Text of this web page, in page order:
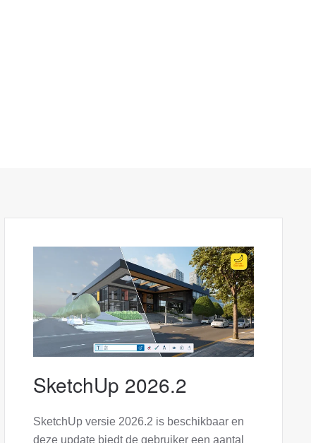
SketchUp 2026.2
SketchUp versie 2026.2 is beschikbaar en
deze update biedt de gebruiker een aantal